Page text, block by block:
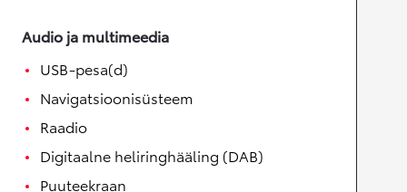
Audio ja multimeedia
USB-pesa(d)
Navigatsioonisüsteem
Raadio
Digitaalne heliringhääling (DAB)
Puuteekraan